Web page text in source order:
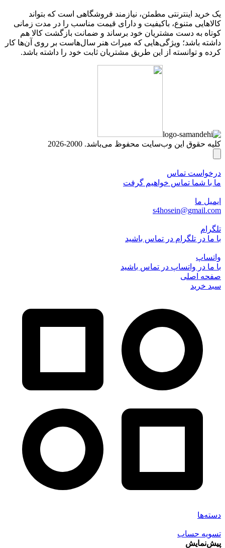
یک خرید اینترنتی مطمئن، نیازمند فروشگاهی است که بتواند
کالاهایی متنوع، باکیفیت و دارای قیمت مناسب را در مدت زمانی
کوتاه به دست مشتریان خود برساند و ضمانت بازگشت کالا هم
داشته باشد؛ ویژگی‌هایی که میراث هنر سال‌هاست بر روی آن‌ها کار
کرده و توانسته از این طریق مشتریان ثابت خود را داشته باشد.
کلیه حقوق این وب‌سایت محفوظ می‌باشد. 2000-2026
درخواست تماس
ما با شما تماس خواهیم گرفت
ایمیل ما
s4hosein@gmail.com
تلگرام
با ما در تلگرام در تماس باشید
واتساپ
با ما در واتساپ در تماس باشید
صفحه اصلی
سبد خرید
دسته‌ها
تسویه حساب
پیش‌نمایش